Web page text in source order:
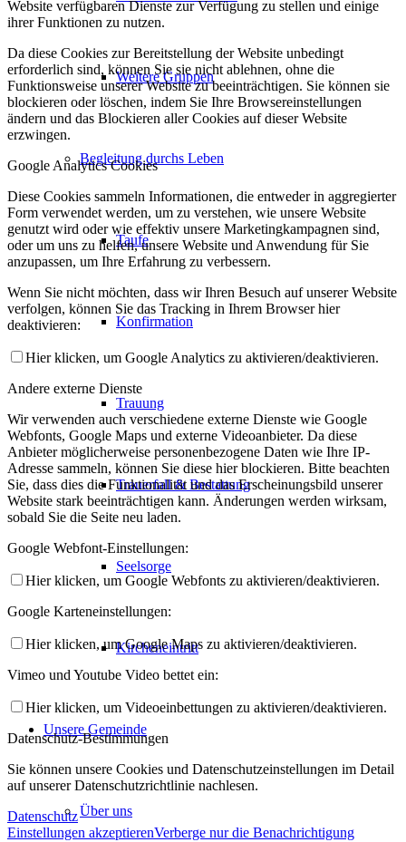
Weitere Gruppen
Begleitung durchs Leben
Taufe
Konfirmation
Trauung
Trauerfall & Bestattung
Seelsorge
Kircheneintritt
Unsere Gemeinde
Über uns
Website verfügbaren Dienste zur Verfügung zu stellen und einige
ihrer Funktionen zu nutzen.
Da diese Cookies zur Bereitstellung der Website unbedingt
erforderlich sind, können Sie sie nicht ablehnen, ohne die
Funktionsweise unserer Website zu beeinträchtigen. Sie können sie
blockieren oder löschen, indem Sie Ihre Browsereinstellungen
ändern und das Blockieren aller Cookies auf dieser Website
erzwingen.
Google Analytics Cookies
Diese Cookies sammeln Informationen, die entweder in aggregierter
Form verwendet werden, um zu verstehen, wie unsere Website
genutzt wird oder wie effektiv unsere Marketingkampagnen sind,
oder um uns zu helfen, unsere Website und Anwendung für Sie
anzupassen, um Ihre Erfahrung zu verbessern.
Wenn Sie nicht möchten, dass wir Ihren Besuch auf unserer Website
verfolgen, können Sie das Tracking in Ihrem Browser hier
deaktivieren:
Hier klicken, um Google Analytics zu aktivieren/deaktivieren.
Andere externe Dienste
Wir verwenden auch verschiedene externe Dienste wie Google
Webfonts, Google Maps und externe Videoanbieter. Da diese
Anbieter möglicherweise personenbezogene Daten wie Ihre IP-
Adresse sammeln, können Sie diese hier blockieren. Bitte beachten
Sie, dass dies die Funktionalität und das Erscheinungsbild unserer
Website stark beeinträchtigen kann. Änderungen werden wirksam,
sobald Sie die Seite neu laden.
Google Webfont-Einstellungen:
Hier klicken, um Google Webfonts zu aktivieren/deaktivieren.
Google Karteneinstellungen:
Hier klicken, um Google Maps zu aktivieren/deaktivieren.
Vimeo und Youtube Video bettet ein:
Hier klicken, um Videoeinbettungen zu aktivieren/deaktivieren.
Datenschutz-Bestimmungen
Sie können unsere Cookies und Datenschutzeinstellungen im Detail
auf unserer Datenschutzrichtlinie nachlesen.
Datenschutz
Einstellungen akzeptierenVerberge nur die Benachrichtigung